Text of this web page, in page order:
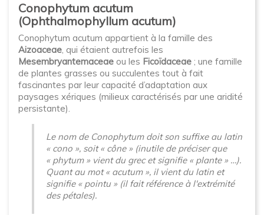
Conophytum acutum
(Ophthalmophyllum acutum)
Conophytum acutum appartient à la famille des
Aizoaceae, qui étaient autrefois les
Mesembryantemaceae ou les Ficoïdaceae ; une famille
de plantes grasses ou succulentes tout à fait
fascinantes par leur capacité d’adaptation aux
paysages xériques (milieux caractérisés par une aridité
persistante).
Le nom de Conophytum doit son suffixe au latin
« cono », soit « cône » (inutile de préciser que
« phytum » vient du grec et signifie « plante » …).
Quant au mot « acutum », il vient du latin et
signifie « pointu » (il fait référence à l'extrémité
des pétales).